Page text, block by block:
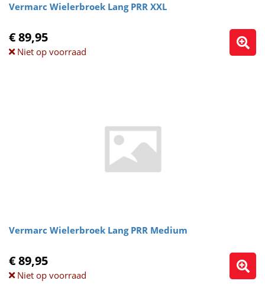
Vermarc Wielerbroek Lang PRR XXL
€ 89,95
Niet op voorraad
Vermarc Wielerbroek Lang PRR Medium
€ 89,95
Niet op voorraad